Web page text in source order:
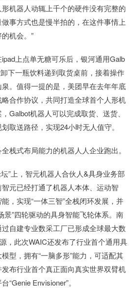
机器人动辄上千个的硬件没有完整的
事方式也是慢半拍的，在这件事情上
机会。”
上点单无糖可乐后，银河通用Galb
下一瓶饮料递到取货桌前，接着操作
。值得一提的是，美团早在去年年底
合作协议，共同打造全球首个人形机
Galbot机器人可以完成取货、送货、
取送路径，实现24小时无人值守。
栈式布局能力的机器人人企业跑出。
”上，智元机器人合伙人&具身业务部
元已经打通了机器人本体、运动智
，实现“一体三智”全栈闭环发展，并
景”四轮驱动的具身智能飞轮体系。南
自建专业数采工厂已形成全球最大数
，此次WAIC还发布了行业首个通用具
型，拥有“一脑多形”能力，可适配其
布行业首个真正面向真实世界双臂机
“Genie Envisioner”。